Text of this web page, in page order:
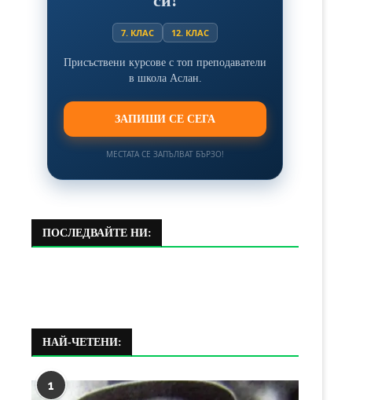
7. КЛАС 12. КЛАС
Присъствени курсове с топ преподаватели
в школа Аслан.
ЗАПИШИ СЕ СЕГА
МЕСТАТА СЕ ЗАПЪЛВАТ БЪРЗО!
ПОСЛЕДВАЙТЕ НИ:
НАЙ-ЧЕТЕНИ:
1